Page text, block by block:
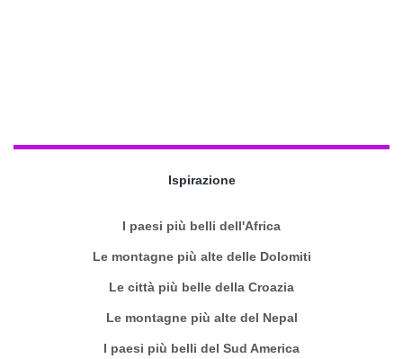
Ispirazione
I paesi più belli dell'Africa
Le montagne più alte delle Dolomiti
Le città più belle della Croazia
Le montagne più alte del Nepal
I paesi più belli del Sud America